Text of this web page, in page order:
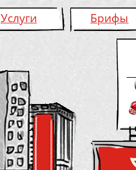
Услуги Брифы